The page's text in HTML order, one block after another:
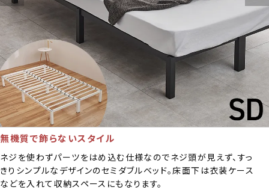
無機質で飾らないスタイル
ネジを使わずパーツをはめ込む仕様なのでネジ頭が見えず、すっ
きりシンプルなデザインのセミダブルベッド。床面下は衣装ケース
などを入れて収納スペースにもなります。